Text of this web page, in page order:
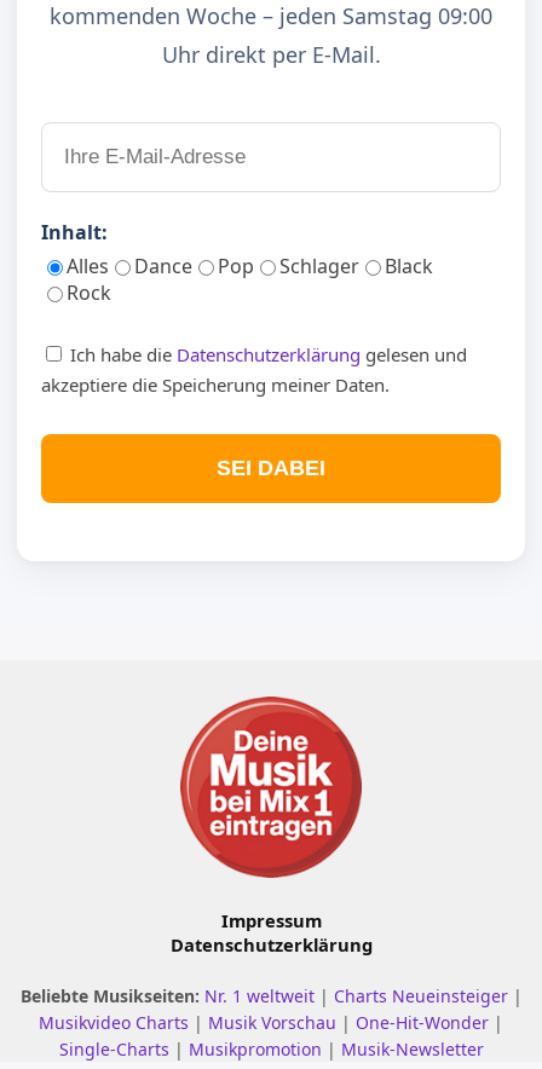
kommenden Woche – jeden Samstag 09:00
Uhr direkt per E-Mail.
Inhalt:
Alles
Dance Pop Schlager
Black
Rock
Ich habe die Datenschutzerklärung gelesen und
akzeptiere die Speicherung meiner Daten.
SEI DABEI
Impressum
Datenschutzerklärung
Beliebte Musikseiten: Nr. 1 weltweit | Charts Neueinsteiger |
Musikvideo Charts | Musik Vorschau | One-Hit-Wonder |
Single-Charts | Musikpromotion | Musik-Newsletter